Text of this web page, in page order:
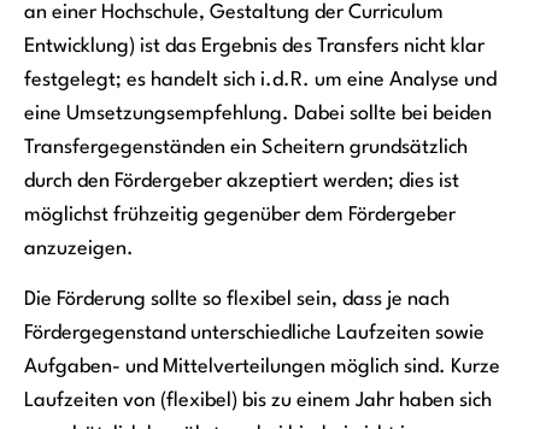
an einer Hochschule, Gestaltung der Curriculum
Entwicklung) ist das Ergebnis des Transfers nicht klar
festgelegt; es handelt sich i.d.R. um eine Analyse und
eine Umsetzungsempfehlung. Dabei sollte bei beiden
Transfergegenständen ein Scheitern grundsätzlich
durch den Fördergeber akzeptiert werden; dies ist
möglichst frühzeitig gegenüber dem Fördergeber
anzuzeigen.
Die Förderung sollte so flexibel sein, dass je nach
Fördergegenstand unterschiedliche Laufzeiten sowie
Aufgaben- und Mittelverteilungen möglich sind. Kurze
Laufzeiten von (flexibel) bis zu einem Jahr haben sich